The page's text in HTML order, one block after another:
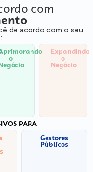
com
de acordo com o seu
o
Expandindo
o
Negócio
PARA
Gestores
Públicos